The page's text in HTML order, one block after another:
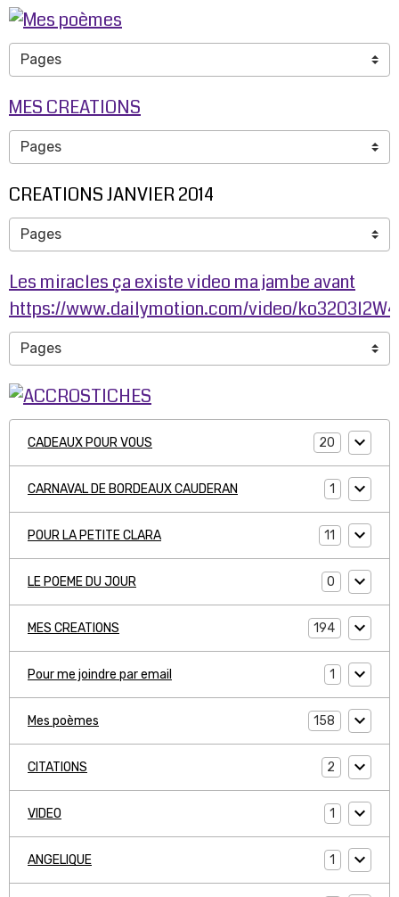
MES CREATIONS
CREATIONS JANVIER 2014
Les miracles ça existe video ma jambe avant
https://www.dailymotion.com/video/
CADEAUX POUR VOUS 20
CARNAVAL DE BORDEAUX CAUDERAN 1
POUR LA PETITE CLARA 11
LE POEME DU JOUR 0
MES CREATIONS 194
Pour me joindre par email 1
Mes poèmes 158
CITATIONS 2
VIDEO 1
ANGELIQUE 1